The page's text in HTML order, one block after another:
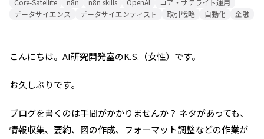
Core-Satellite
n8n n8n skills OpenAI
コア・サテライト運用
データサイエンス
データサイエンティスト 取引戦略 自動化 金融
こんにちは。AI研究開発室のK.S.（女性）です。
お久しぶりです。
ブログを書くのは手間がかかりませんか？ ネタがあっても、
情報収集、要約、図の作成、フォーマット調整などの作業が